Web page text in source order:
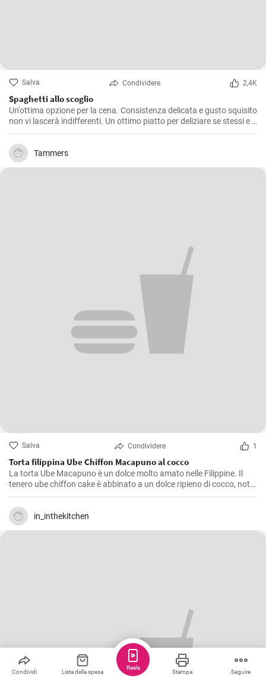
Salva Condividere 2,4K
Spaghetti allo scoglio
Un'ottima opzione per la cena. Consistenza delicata e gusto squisito
non vi lascerà indifferenti. Un ottimo piatto per deliziare se stessi e i
propri cari. La ricetta per fare gli spaghetti è semplice e accessibile a
tutti.
Tammers
Salva Condividere 1
Torta filippina Ube Chiffon Macapuno al cocco
La torta Ube Macapuno è un dolce molto amato nelle Filippine. Il
tenero ube chiffon cake è abbinato a un dolce ripieno di cocco, noto
come macapuno, per creare una combinazione appetitosa. Questa
autentica ricetta di torta non è solo deliziosa, ma vanta anche un
accattivante colore viola, che dona un tocco di allegria alla vostra
tavola. Divertitevi a creare questa vivace prelibatezza filippina
in_inthekitchen
Condividi Lista della spesa Stampa Seguire
Reels